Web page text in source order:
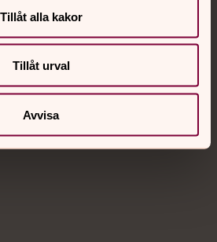
Tillåt alla kakor
Tillåt urval
Avvisa